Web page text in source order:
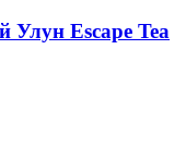
Улун Escape Tea